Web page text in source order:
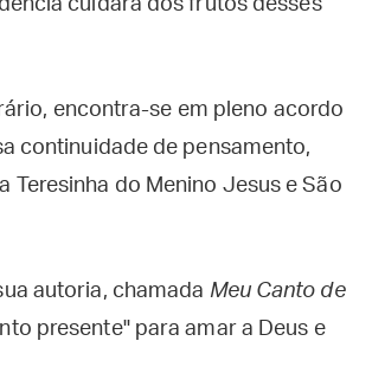
cuidará dos frutos desses
encontra-se em pleno acordo
continuidade de pensamento,
do Menino Jesus e São
autoria, chamada Meu Canto de
presente" para amar a Deus e